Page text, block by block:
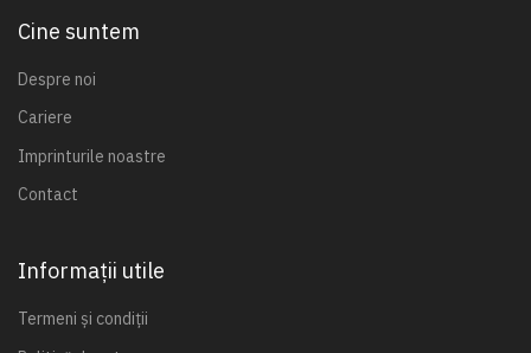
Cine suntem
Despre noi
Cariere
Imprinturile noastre
Contact
Informații utile
Termeni și condiții